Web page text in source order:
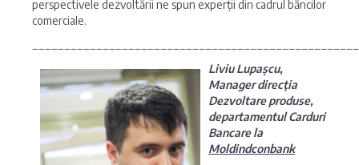
perspectivele dezvoltării ne spun experții din cadrul băncilor
comerciale.
Liviu Lupașcu,
Manager direcţia
Dezvoltare produse,
departamentul Carduri
Bancare la
Moldindconbank